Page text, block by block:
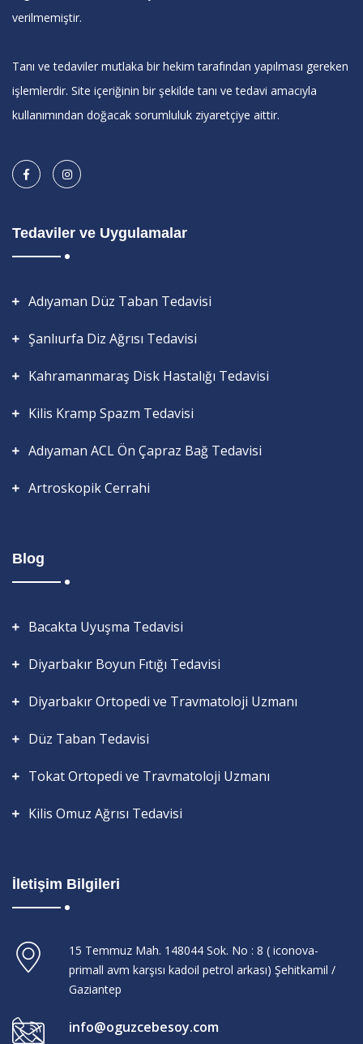
verilmemiştir.
Tanı ve tedaviler mutlaka bir hekim tarafından yapılması gereken
işlemlerdir. Site içeriğinin bir şekilde tanı ve tedavi amacıyla
kullanımından doğacak sorumluluk ziyaretçiye aittir.
Tedaviler ve Uygulamalar
Adıyaman Düz Taban Tedavisi
Şanlıurfa Diz Ağrısı Tedavisi
Kahramanmaraş Disk Hastalığı Tedavisi
Kilis Kramp Spazm Tedavisi
Adıyaman ACL Ön Çapraz Bağ Tedavisi
Artroskopik Cerrahi
Blog
Bacakta Uyuşma Tedavisi
Diyarbakır Boyun Fıtığı Tedavisi
Diyarbakır Ortopedi ve Travmatoloji Uzmanı
Düz Taban Tedavisi
Tokat Ortopedi ve Travmatoloji Uzmanı
Kilis Omuz Ağrısı Tedavisi
İletişim Bilgileri
15 Temmuz Mah. 148044 Sok. No : 8 ( iconova-
primall avm karşısı kadoil petrol arkası) Şehitkamil /
Gaziantep
info@oguzcebesoy.com